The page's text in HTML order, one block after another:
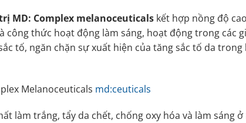
MD: Complex melanoceuticals kết hợp nồng độ
công thức hoạt động làm sáng, hoạt động trong các
tố, ngăn chặn sự xuất hiện của tăng sắc tố da
Melanoceuticals md:ceuticals
làm trắng, tẩy da chết, chống oxy hóa và làm sáng